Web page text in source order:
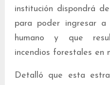
institución dispondrá
para poder ingresar
humano y que
incendios forestales en
Detalló que esta